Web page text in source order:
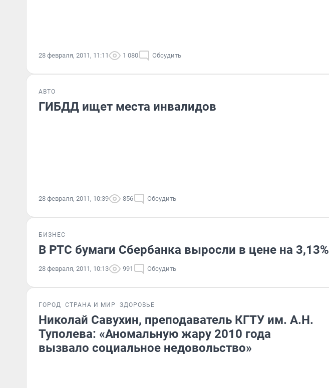
28 февраля, 2011, 11:11 1 080 Обсудить
АВТО
ГИБДД ищет места инвалидов
28 февраля, 2011, 10:39 856 Обсудить
БИЗНЕС
В РТС бумаги Сбербанка выросли в цене на 3,13%
28 февраля, 2011, 10:13 991 Обсудить
ГОРОД СТРАНА И МИР ЗДОРОВЬЕ
Николай Савухин, преподаватель КГТУ им. А.Н.
Туполева: «Аномальную жару 2010 года
вызвало социальное недовольство»